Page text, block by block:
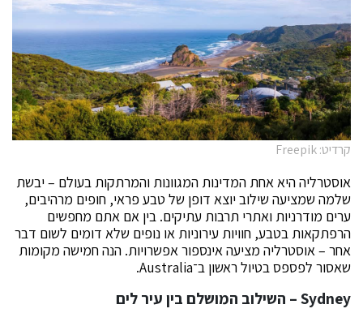
קרדיט: Freepik
אוסטרליה היא אחת המדינות המגוונות והמרתקות בעולם – יבשת
שלמה שמציעה שילוב יוצא דופן של טבע פראי, חופים מרהיבים,
ערים מודרניות ואתרי תרבות עתיקים. בין אם אתם מחפשים
הרפתקאות בטבע, חוויות עירוניות או נופים שלא דומים לשום דבר
אחר – אוסטרליה מציעה אינספור אפשרויות. הנה חמישה מקומות
שאסור לפספס בטיול ראשון ב־Australia.
Sydney – השילוב המושלם בין עיר לים